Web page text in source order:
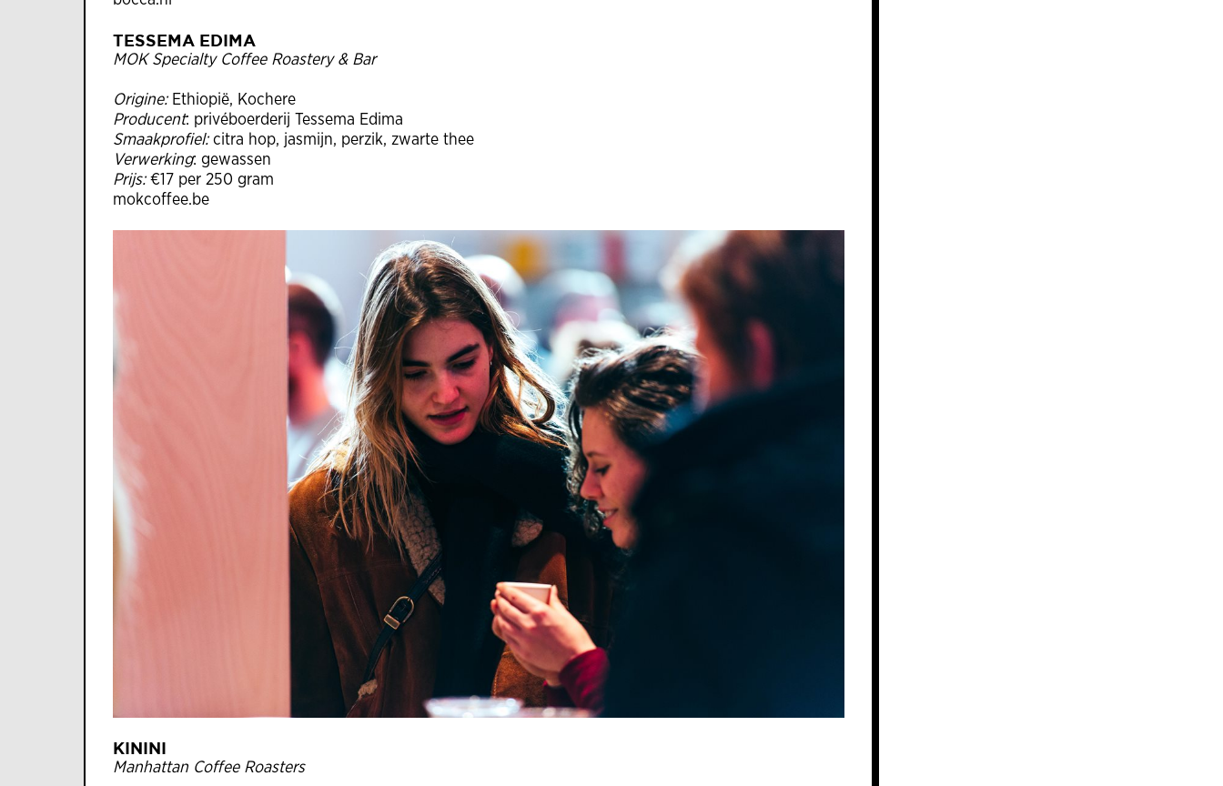
TESSEMA EDIMA
MOK Specialty Coffee Roastery & Bar
Origine:Ethiopië, Kochere
Producent: privéboerderij Tessema Edima
Smaakprofiel: citra hop, jasmijn, perzik, zwarte thee
Verwerking: gewassen
Prijs:€17 per 250 gram
mokcoffee.be
KININI
Manhattan Coffee Roasters